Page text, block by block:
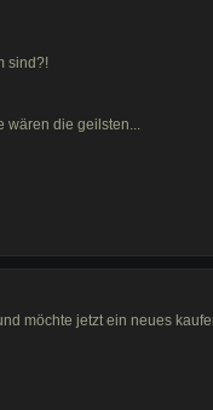
sind?!
wären die geilsten...
möchte jetzt ein neues